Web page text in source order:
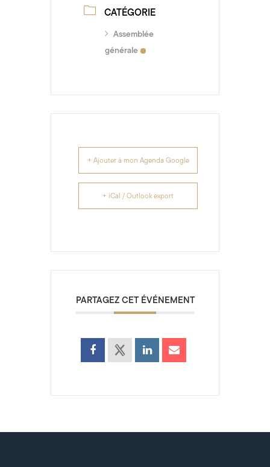
CATÉGORIE
Assemblée
générale
+ Ajouter à mon Agenda Google
+ iCal / Outlook export
PARTAGEZ CET ÉVÉNEMENT